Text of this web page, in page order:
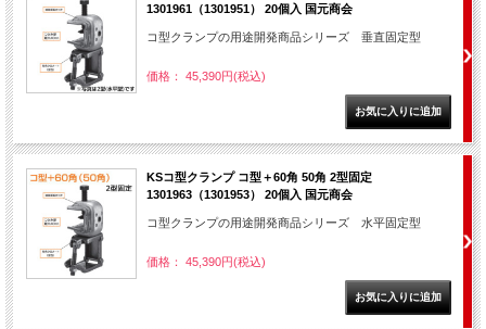
1301961（1301951） 20個入 国元商会
コ型クランプの用途開発商品シリーズ 垂直固定型
価格： 45,390円(税込)
KSコ型クランプ コ型＋60角 50角 2型固定
1301963（1301953） 20個入 国元商会
コ型クランプの用途開発商品シリーズ 水平固定型
価格： 45,390円(税込)